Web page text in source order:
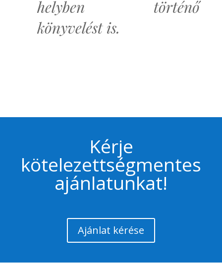
helyben történő
könyvelést is.
Kérje
kötelezettségmentes
ajánlatunkat!
Ajánlat kérése